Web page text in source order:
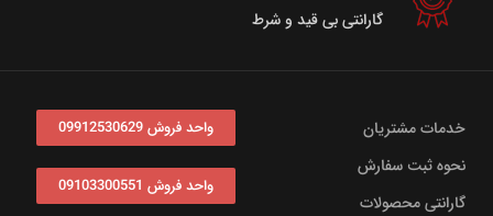
گارانتی بی قید و شرط
خدمات مشتریان
نحوه ثبت سفارش
گارانتی محصولات
واحد فروش 09912530629
واحد فروش 09103300551